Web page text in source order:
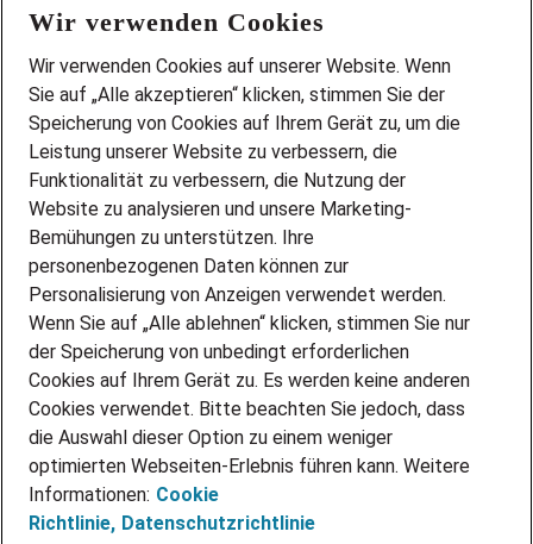
FAQ
Wir stellen ein!
DEINE BERUFSGRUPPE
DEINE LEBENSSITUATION
PARTNERSHIP WITH AIRBUS
INITIATIV BEWERBEN
ÜBER UNS
STANDORTE
BLOG
PRESSE
KONTAKT
@Adecco 2026
IMPRESSUM
DATENSCHUTZ
Wir verwenden Cookies
Wir verwenden Cookies auf unserer Website. Wenn
Sie auf „Alle akzeptieren“ klicken, stimmen Sie der
Speicherung von Cookies auf Ihrem Gerät zu, um die
Leistung unserer Website zu verbessern, die
Funktionalität zu verbessern, die Nutzung der
Website zu analysieren und unsere Marketing-
Bemühungen zu unterstützen. Ihre
personenbezogenen Daten können zur
Personalisierung von Anzeigen verwendet werden.
Wenn Sie auf „Alle ablehnen“ klicken, stimmen Sie nur
der Speicherung von unbedingt erforderlichen
Cookies auf Ihrem Gerät zu. Es werden keine anderen
Cookies verwendet. Bitte beachten Sie jedoch, dass
die Auswahl dieser Option zu einem weniger
optimierten Webseiten-Erlebnis führen kann. Weitere
Informationen: Cookie
Richtlinie, Datenschutzrichtlinie